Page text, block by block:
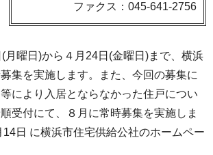
ファクス：045-641-2756
月曜日)から４月24日(金曜日)まで、横浜
集を実施します。また、今回の募集に
により入居とならなかった住戸につい
受付にて、８月に常時募集を実施しま
日 に横浜市住宅供給公社のホームペー